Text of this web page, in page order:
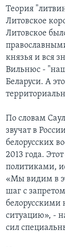
Теория
Литовское
Литовское
князья и вся
Вильнюс -
Беларуси. А
По словам
звучат в
белорусских
2013 года.
политиками,
«Мы видим в
шаг с
белорусскими
ситуацию», -
сил